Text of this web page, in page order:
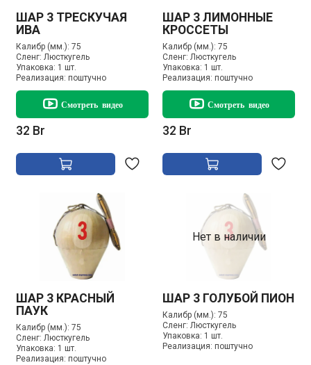
ШАР 3 ТРЕСКУЧАЯ
ИВА
Калибр (мм.): 75
Сленг: Люсткугель
Упаковка: 1 шт.
Реализация: поштучно
Смотреть видео
32 Br
ШАР 3 ЛИМОННЫЕ
КРОССЕТЫ
Калибр (мм.): 75
Сленг: Люсткугель
Упаковка: 1 шт.
Реализация: поштучно
Смотреть видео
32 Br
ШАР 3 КРАСНЫЙ
ПАУК
Калибр (мм.): 75
Сленг: Люсткугель
Упаковка: 1 шт.
Реализация: поштучно
Нет в наличии
ШАР 3 ГОЛУБОЙ ПИОН
Калибр (мм.): 75
Сленг: Люсткугель
Упаковка: 1 шт.
Реализация: поштучно